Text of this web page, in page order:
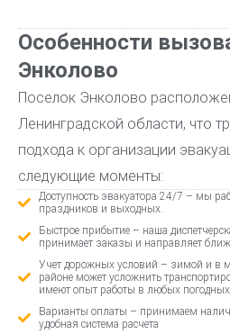
Особенности
Энколово
Поселок Энколово
Ленинградской области, что
подхода к организации
следующие моменты:
Доступность эвакуатора 24/7 – мы
праздников и выходных.
Быстрое прибытие – наша
принимает заказы и направляет
Учет дорожных условий – зимой и в
районе может усложнить
имеют опыт работы в любых
Варианты оплаты – принимаем
удобная система расчета